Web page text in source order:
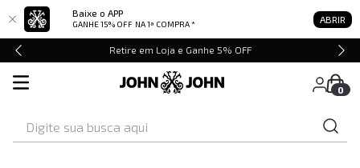
Baixe o APP
GANHE 15% OFF NA 1ª COMPRA * ABRIR
Retire em Loja e Ganhe 5% OFF
0